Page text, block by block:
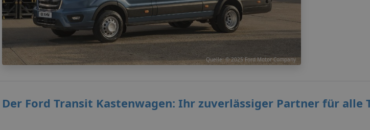
Quelle: © 2025 Ford Motor Company
Der Ford Transit Kastenwagen: Ihr zuverlässiger Partner für alle